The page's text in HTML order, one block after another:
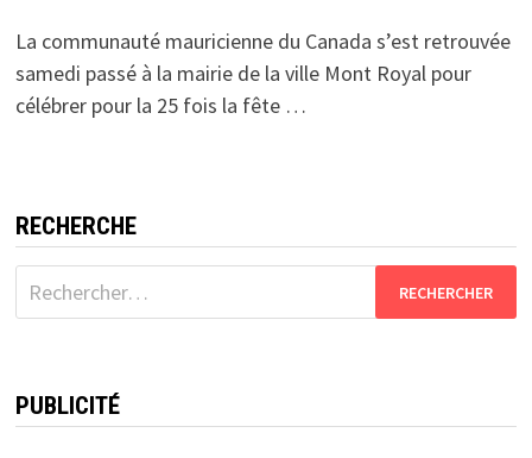
La communauté mauricienne du Canada s’est retrouvée
samedi passé à la mairie de la ville Mont Royal pour
célébrer pour la 25 fois la fête …
RECHERCHE
Rechercher :
PUBLICITÉ